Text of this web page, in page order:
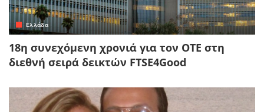
Ελλάδα
18η συνεχόμενη χρονιά για τον ΟΤΕ στη
διεθνή σειρά δεικτών FTSE4Good